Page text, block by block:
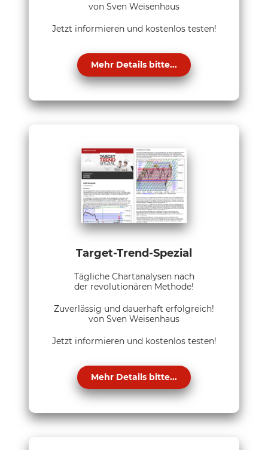
von Sven Weisenhaus
Jetzt informieren und kostenlos testen!
Mehr Details bitte...
Target-Trend-Spezial
Tägliche Chartanalysen nach
der revolutionären Methode!
Zuverlässig und dauerhaft erfolgreich!
von Sven Weisenhaus
Jetzt informieren und kostenlos testen!
Mehr Details bitte...